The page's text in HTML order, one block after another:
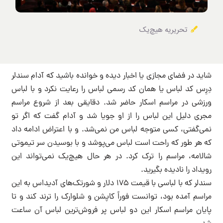
تحریریه هیچ‌یک
شاید در فضای مجازی یا اخبار دیده و خوانده باشید که آدام سندلر
دِرِس کد لباس یا همان کد رسمی لباس را رعایت نکرد و با لباس
ورزشی در مراسم اسکار حاضر شد. دقایقی بعد از شروع مراسم
مجری دلیل این لباس را از او جویا شد و آدام گفت که اگر تو
نمی‌گفتی، کسی متوجه لباس من نمی‌شد. و با اعتراض ادامه داد
که هر طور که راحت است لباس می‌پوشد و با بوسیدن سر تیموتی
شالامه، مراسم را ترک کرد. در هر حال هیچ‌یک نمی‌تواند این
رویداد را نادیده بگیرید.
سندلر که با لباسی با قیمت ۱۷۵ دلار و شورتک‌های آدیداس به این
مراسم آمده بود، توانست فوراً کاپشن و شلوارک را ترند کند و تا
پایان مراسم اسکار این دو لباس پر فروش‌ترین لباس آن ساعت